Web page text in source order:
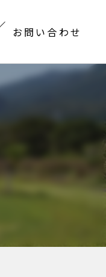
お問い合わせ